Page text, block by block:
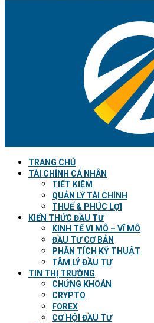
TRANG CHỦ
TÀI CHÍNH CÁ NHÂN
TIẾT KIỆM
QUẢN LÝ TÀI CHÍNH
THUẾ & PHÚC LỢI
KIẾN THỨC ĐẦU TƯ
KINH TẾ VI MÔ – VĨ MÔ
ĐẦU TƯ CƠ BẢN
PHÂN TÍCH KỸ THUẬT
TÂM LÝ ĐẦU TƯ
TIN THỊ TRƯỜNG
CHỨNG KHOÁN
CRYPTO
FOREX
CƠ HỘI ĐẦU TƯ